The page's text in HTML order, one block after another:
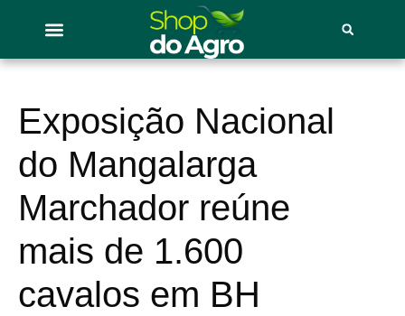
Exposição Nacional
do Mangalarga
Marchador reúne
mais de 1.600
cavalos em BH